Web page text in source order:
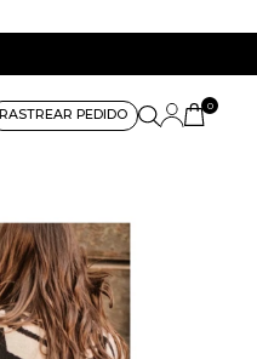
RASTREAR PEDIDO
0